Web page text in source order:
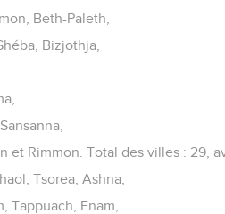
Beth-Paleth,
Bizjothja,
et Rimmon. Total des villes : 29,
Tsorea, Ashna,
Tappuach, Enam,